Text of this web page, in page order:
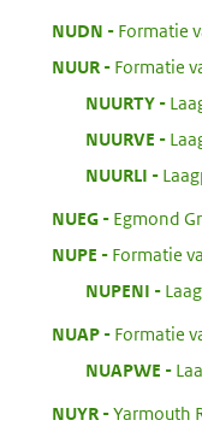
NUDN
Formatie
NUUR:
Formatie
NUURTY:
NUURVE
NUURLI
NUEG:
Egmond
NUPE
Formatie
NUPENI
NUAP:
Formatie
NUAPWE
NUYR:
Yarmouth